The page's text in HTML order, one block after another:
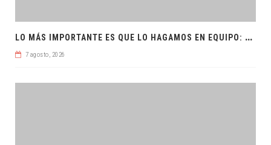
L
O MÁS IMPORTANTE ES QUE LO HAGAMOS EN EQUIPO: CPL
7 agosto, 2026